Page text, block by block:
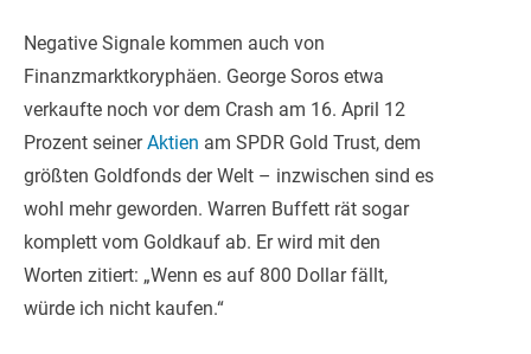
Negative Signale kommen auch von
Finanzmarktkoryphäen. George Soros etwa
verkaufte noch vor dem Crash am 16. April 12
Prozent seinerAktien am SPDR Gold Trust, dem
größten Goldfonds der Welt – inzwischen sind es
wohl mehr geworden. Warren Buffett rät sogar
komplett vom Goldkauf ab. Er wird mit den
Worten zitiert: „Wenn es auf 800 Dollar fällt,
würde ich nicht kaufen.“